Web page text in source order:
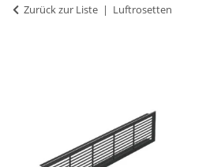
Zurück zur Liste Luftrosetten